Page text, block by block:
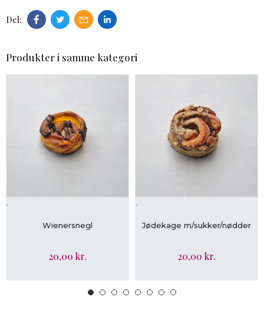
Produkter i samme kategori
LÆG I KURV
.
Wienersnegl
20,00 kr.
LÆG I KURV
.
Jødekage m/sukker/nødder
20,00 kr.